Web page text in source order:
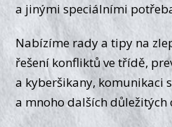
a jinými speciálními
Nabízíme rady a tipy na
řešení konfliktů ve třídě,
a kyberšikany, komunikaci
a mnoho dalších důležitých